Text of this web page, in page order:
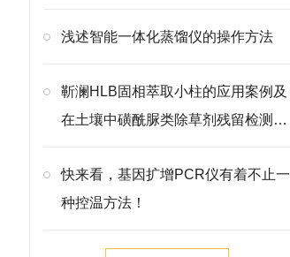
浅述智能一体化蒸馏仪的操作方法
靳澜HLB固相萃取小柱的应用案例及
在土壤中磺酰脲类除草剂残留检测中
快来看，基因扩增PCR仪有着不止一
种控温方法！